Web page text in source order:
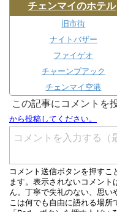
チェンマイのホテル
旧市街
ナイトバザー
ファイゲオ
チャーンプアック
チェンマイ空港